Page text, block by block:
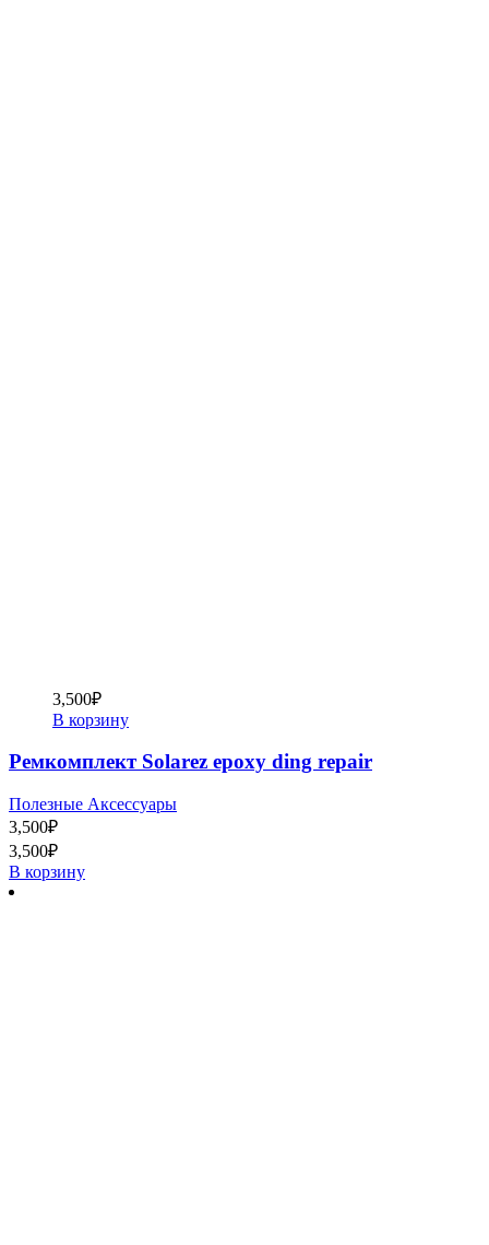
3,500₽
В корзину
Ремкомплект Solarez epoxy ding repair
Полезные Аксессуары
3,500₽
3,500₽
В корзину